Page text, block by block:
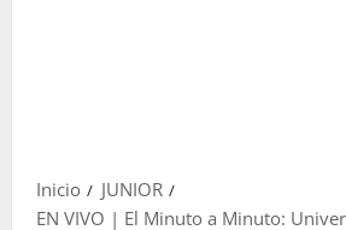
Inicio
JUNIOR
EN VIVO | El Minuto a Minuto: